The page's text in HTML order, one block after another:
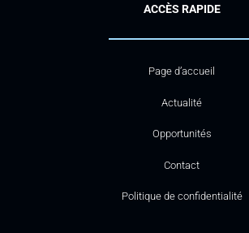
ACCÈS RAPIDE
Page d’accueil
Actualité
Opportunités
Contact
Politique de confidentialité